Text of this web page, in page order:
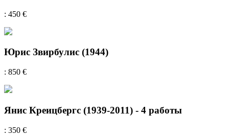
: 450 €
Юрис Звирбулис (1944)
: 850 €
Янис Креицбергс (1939-2011) - 4 работы
: 350 €